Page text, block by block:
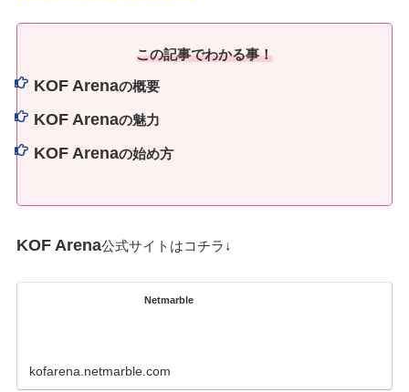
この記事でわかる事！
KOF Arenaの概要
KOF Arenaの魅力
KOF Arenaの始め方
KOF Arena公式サイトはコチラ↓
Netmarble
kofarena.netmarble.com